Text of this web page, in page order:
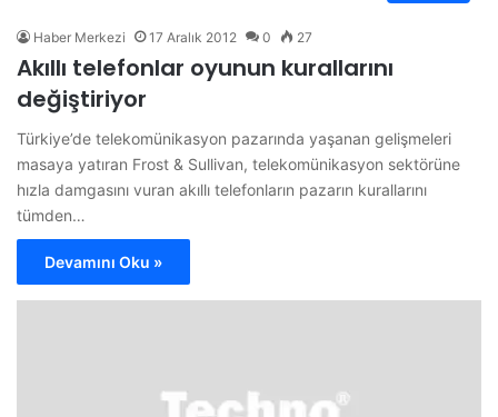
Haber Merkezi 17 Aralık 2012 0 27
Akıllı telefonlar oyunun kurallarını
değiştiriyor
Türkiye’de telekomünikasyon pazarında yaşanan gelişmeleri
masaya yatıran Frost & Sullivan, telekomünikasyon sektörüne
hızla damgasını vuran akıllı telefonların pazarın kurallarını
tümden…
Devamını Oku »